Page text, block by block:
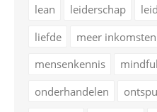
lean
leiderschap
liefde
meer inkomsten
mensenkennis
onderhandelen